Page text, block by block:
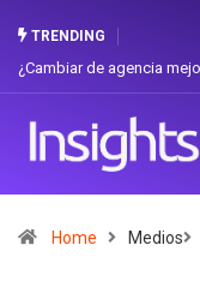
TRENDING
de agencia mejora
Home Medios